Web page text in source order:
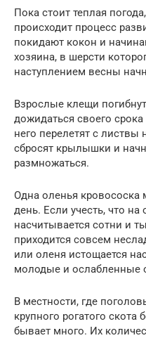
Пока стоит теплая
происходит процесс
покидают кокон и
хозяина, в шерсти
наступлением весны
Взрослые клещи
дожидаться своего
него перелетят с
сбросят крылышки и
размножаться.
Одна оленья кровососка
день. Если учесть, что
насчитывается сотни и
приходится совсем
или оленя истощается
молодые и ослабленные
В местности, где
крупного рогатого
бывает много. Их